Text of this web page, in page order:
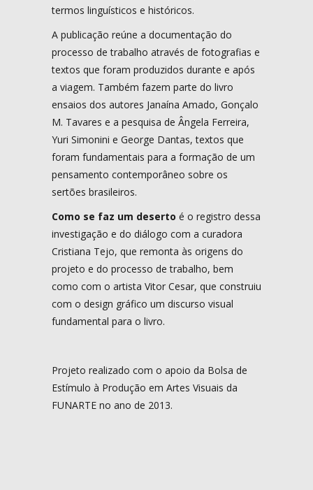
termos linguísticos e históricos.
A publicação reúne a documentação do
processo de trabalho através de fotografias e
textos que foram produzidos durante e após
a viagem. Também fazem parte do livro
ensaios dos autores Janaína Amado, Gonçalo
M. Tavares e a pesquisa de Ângela Ferreira,
Yuri Simonini e George Dantas, textos que
foram fundamentais para a formação de um
pensamento contemporâneo sobre os
sertões brasileiros.
Como se faz um deserto é o registro dessa
investigação e do diálogo com a curadora
Cristiana Tejo, que remonta às origens do
projeto e do processo de trabalho, bem
como com o artista Vitor Cesar, que construiu
com o design gráfico um discurso visual
fundamental para o livro.
Projeto realizado com o apoio da Bolsa de
Estímulo à Produção em Artes Visuais da
FUNARTE no ano de 2013.